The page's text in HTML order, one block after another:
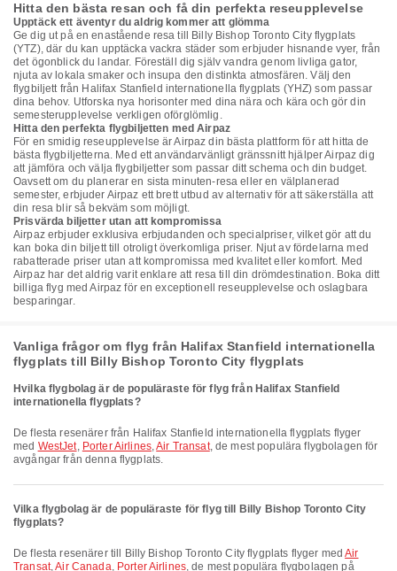
Hitta den bästa resan och få din perfekta reseupplevelse
Upptäck ett äventyr du aldrig kommer att glömma
Ge dig ut på en enastående resa till Billy Bishop Toronto City flygplats
(YTZ), där du kan upptäcka vackra städer som erbjuder hisnande vyer, från
det ögonblick du landar. Föreställ dig själv vandra genom livliga gator,
njuta av lokala smaker och insupa den distinkta atmosfären. Välj den
flygbiljett från Halifax Stanfield internationella flygplats (YHZ) som passar
dina behov. Utforska nya horisonter med dina nära och kära och gör din
semesterupplevelse verkligen oförglömlig.
Hitta den perfekta flygbiljetten med Airpaz
För en smidig reseupplevelse är Airpaz din bästa plattform för att hitta de
bästa flygbiljetterna. Med ett användarvänligt gränssnitt hjälper Airpaz dig
att jämföra och välja flygbiljetter som passar ditt schema och din budget.
Oavsett om du planerar en sista minuten-resa eller en välplanerad
semester, erbjuder Airpaz ett brett utbud av alternativ för att säkerställa att
din resa blir så bekväm som möjligt.
Prisvärda biljetter utan att kompromissa
Airpaz erbjuder exklusiva erbjudanden och specialpriser, vilket gör att du
kan boka din biljett till otroligt överkomliga priser. Njut av fördelarna med
rabatterade priser utan att kompromissa med kvalitet eller komfort. Med
Airpaz har det aldrig varit enklare att resa till din drömdestination. Boka ditt
billiga flyg med Airpaz för en exceptionell reseupplevelse och oslagbara
besparingar.
Vanliga frågor om flyg från Halifax Stanfield internationella
flygplats till Billy Bishop Toronto City flygplats
Hvilka flygbolag är de populäraste för flyg från Halifax Stanfield
internationella flygplats?
De flesta resenärer från Halifax Stanfield internationella flygplats flyger
med WestJet, Porter Airlines,Air Transat, de mest populära flygbolagen för
avgångar från denna flygplats.
Vilka flygbolag är de populäraste för flyg till Billy Bishop Toronto City
flygplats?
De flesta resenärer till Billy Bishop Toronto City flygplats flyger medAir
Transat,Air Canada, Porter Airlines, de mest populära flygbolagen på